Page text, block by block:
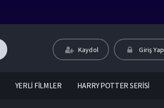
Kaydol Giriş Yap
YERLİ FİLMLER HARRY POTTER SERİSİ